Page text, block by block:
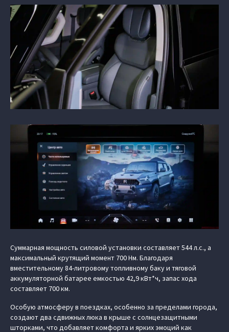
Суммарная мощность силовой установки составляет 544 л.с., а
максимальный крутящий момент 700 Нм. Благодаря
вместительному 84-литровому топливному баку и тяговой
аккумуляторной батарее емкостью 42,9 кВт*ч, запас хода
составляет 700 км.
Особую атмосферу в поездках, особенно за пределами города,
создают два сдвижных люка в крыше с солнцезащитными
шторками, что добавляет комфорта и ярких эмоций как